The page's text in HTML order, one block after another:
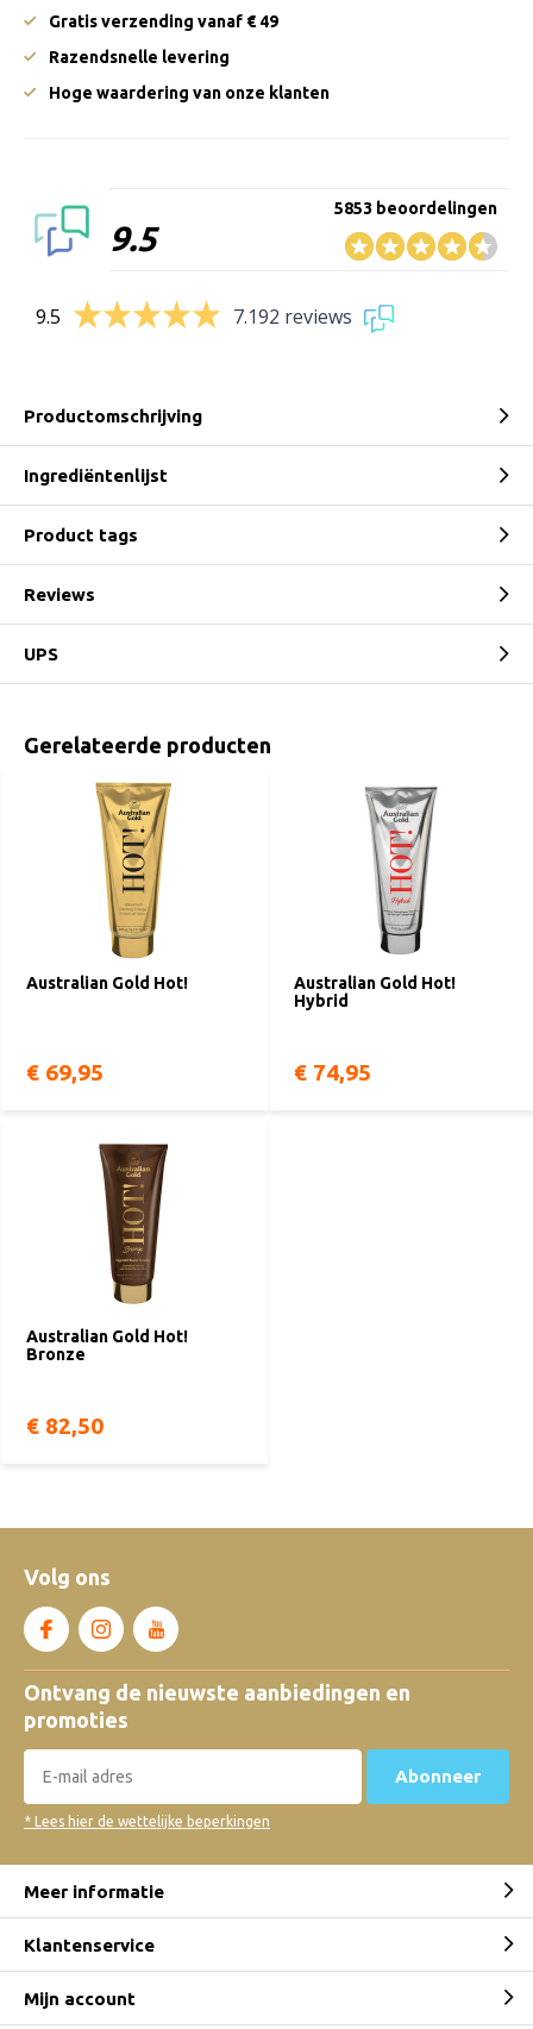
Gratis verzending vanaf € 49
Razendsnelle levering
Hoge waardering van onze klanten
9.5
5853 beoordelingen
9.5 7.192 reviews
Productomschrijving
Ingrediëntenlijst
Product tags
Reviews
UPS
Gerelateerde producten
Australian Gold Hot!
€ 69,95
Australian Gold Hot!
Hybrid
€ 74,95
Australian Gold Hot!
Bronze
€ 82,50
Volg ons
Ontvang de nieuwste aanbiedingen en
promoties
Abonneer
* Lees hier de wettelijke beperkingen
Meer informatie
Klantenservice
Mijn account